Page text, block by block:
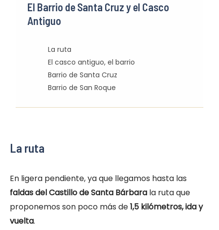
El Barrio de Santa Cruz y el Casco
Antiguo
La ruta
El casco antiguo, el barrio
Barrio de Santa Cruz
Barrio de San Roque
La ruta
En ligera pendiente, ya que llegamos hasta las
faldas del Castillo de Santa Bárbara la ruta que
proponemos son poco más de1,5 kilómetros, ida y
vuelta.